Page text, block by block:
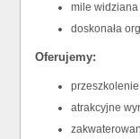
mile
doskonała
Oferujemy:
atrakcyjne